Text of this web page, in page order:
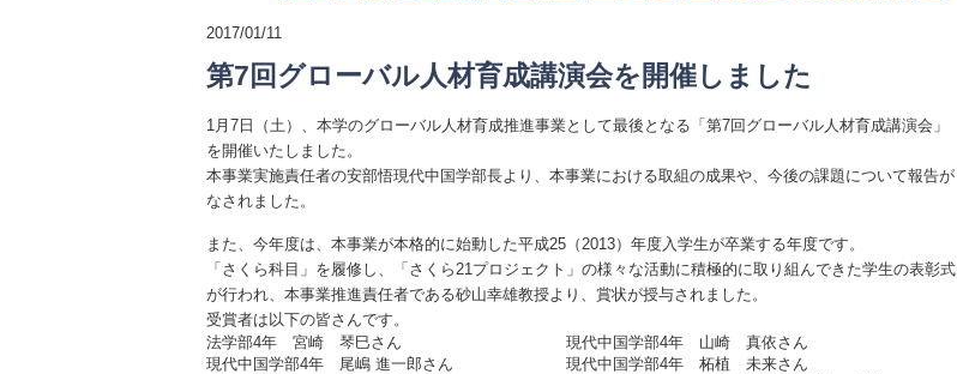
2017/01/11
第7回グローバル人材育成講演会を開催しました
1月7日（土）、本学のグローバル人材育成推進事業として最後となる「第7回グローバル人材育成講演会」
を開催いたしました。
本事業実施責任者の安部悟現代中国学部長より、本事業における取組の成果や、今後の課題について報告が
なされました。
また、今年度は、本事業が本格的に始動した平成25（2013）年度入学生が卒業する年度です。
「さくら科目」を履修し、「さくら21プロジェクト」の様々な活動に積極的に取り組んできた学生の表彰式
が行われ、本事業推進責任者である砂山幸雄教授より、賞状が授与されました。
受賞者は以下の皆さんです。
法学部4年 宮崎 琴巳さん
現代中国学部4年 山崎 真依さん
現代中国学部4年 尾嶋 進一郎さん
現代中国学部4年 柘植 未来さん